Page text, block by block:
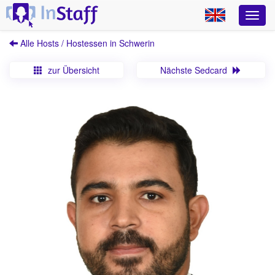
Alle Hosts / Hostessen in Schwerin
zur Übersicht Nächste Sedcard